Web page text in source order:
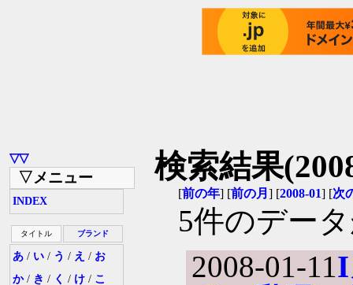
▽▽
▽メニュー
INDEX
タイトル ブランド
あ / い / う / え / お
か/ き / く / け / こ
検索結果
[前の年] [前の月 ] [2008-01] [次
5件のデー
2008-01-11I